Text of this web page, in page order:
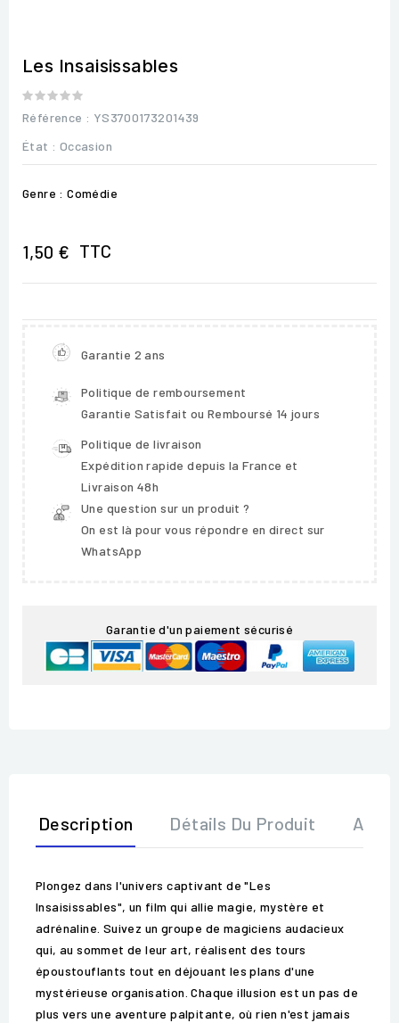
Les Insaisissables
Référence : YS3700173201439
État : Occasion
Genre : Comédie
1,50 € TTC
Garantie 2 ans
Politique de remboursement
Garantie Satisfait ou Remboursé 14 jours
Politique de livraison
Expédition rapide depuis la France et
Livraison 48h
Une question sur un produit ?
On est là pour vous répondre en direct sur
WhatsApp
Garantie d'un paiement sécurisé
Description Détails Du Produit Avis
Plongez dans l'univers captivant de "Les
Insaisissables", un film qui allie magie, mystère et
adrénaline. Suivez un groupe de magiciens audacieux
qui, au sommet de leur art, réalisent des tours
époustouflants tout en déjouant les plans d'une
mystérieuse organisation. Chaque illusion est un pas de
plus vers une aventure palpitante, où rien n'est jamais